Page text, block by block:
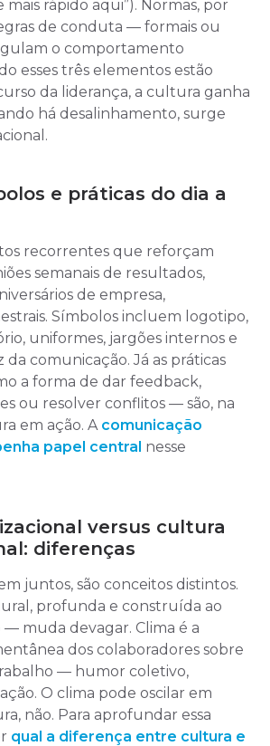
rápido aqui”). Normas, por
de conduta — formais ou
o comportamento
esses três elementos estão
da liderança, a cultura ganha
há desalinhamento, surge
e práticas do dia a
recorrentes que reforçam
semanais de resultados,
de empresa,
Símbolos incluem logotipo,
uniformes, jargões internos e
comunicação. Já as práticas
a forma de dar feedback,
ou resolver conflitos — são, na
em ação. A comunicação
papel central nesse
versus cultura
diferenças
juntos, são conceitos distintos.
profunda e construída ao
muda devagar. Clima é a
dos colaboradores sobre
— humor coletivo,
O clima pode oscilar em
não. Para aprofundar essa
qual a diferença entre cultura e